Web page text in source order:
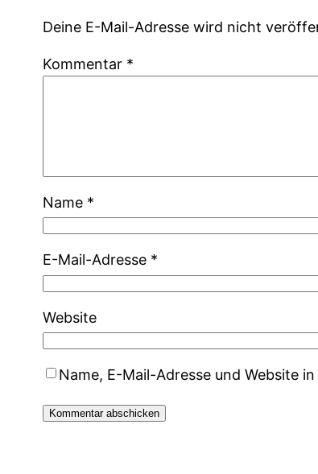
Deine E-Mail-Adresse wird nicht
Kommentar *
Name *
E-Mail-Adresse *
Website
Name, E-Mail-Adresse und Website